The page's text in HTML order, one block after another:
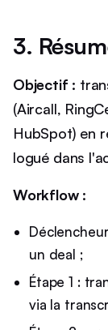
3.
Objectif :
(Aircall,
HubSpot) en
logué dans
Workflow :
un deal ;
Étape 1 :
via la